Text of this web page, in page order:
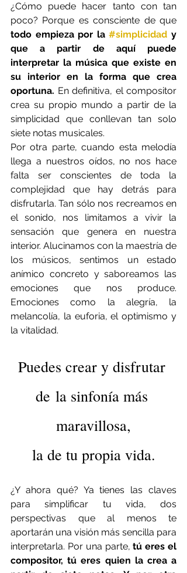
¿Cómo puede hacer tanto con tan
todo empieza por la #simplicidad y
que a partir de aquí puede
interpretar la música que existe en
su interior en la forma que crea
oportuna. En definitiva, el compositor
crea su propio mundo a partir de la
simplicidad que conllevan tan solo
siete notas musicales.
Por otra parte, cuando esta melodía
llega a nuestros oídos, no nos hace
falta ser conscientes de toda la
complejidad que hay detrás para
disfrutarla. Tan sólo nos recreamos en
el sonido, nos limitamos a vivir la
sensación que genera en nuestra
interior. Alucinamos con la maestría de
los músicos, sentimos un estado
anímico concreto y saboreamos las
emociones que nos produce.
Emociones como la alegría, la
melancolía, la euforia, el optimismo y
la vitalidad.
Puedes crear y disfrutar
de la sinfonía más
maravillosa,
la de tu propia vida.
¿Y ahora qué? Ya tienes las claves
para simplificar tu vida, dos
perspectivas que al menos te
aportarán una visión más sencilla para
interpretarla. Por una parte, tú eres el
compositor, tú eres quien la crea a